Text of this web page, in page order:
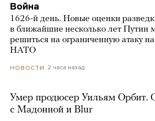
Война
1626-й день. Новые оценки
в ближайшие несколько лет Путин
решиться на ограниченную атаку
НАТО
НОВОСТИ 2 часа назад
Умер продюсер Уильям Орбит.
с Мадонной и Blur